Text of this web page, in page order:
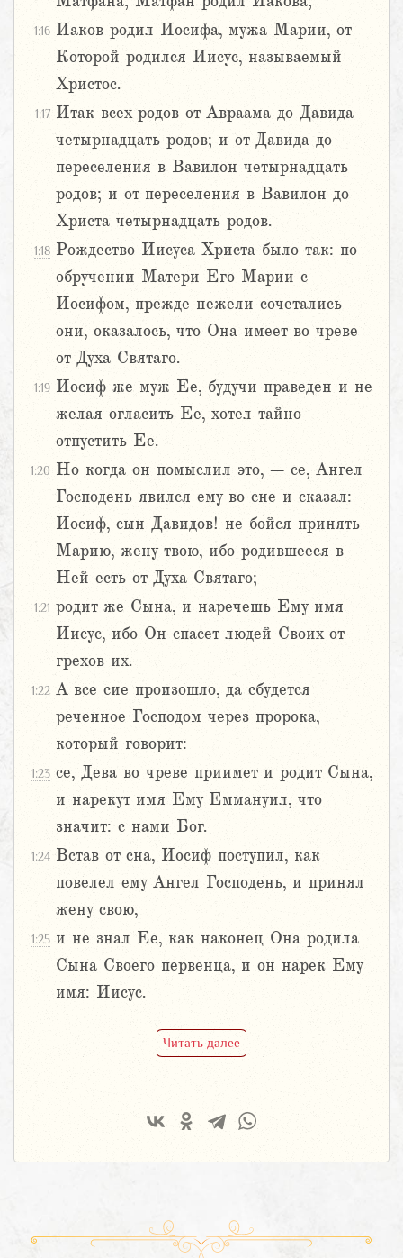
1:16 Иаков родил Иосифа, мужа Марии, от
Которой родился Иисус, называемый
Христос.
1:17 Итак всех родов от Авраама до Давида
четырнадцать родов; и от Давида до
переселения в Вавилон четырнадцать
родов; и от переселения в Вавилон до
Христа четырнадцать родов.
1:18 Рождество Иисуса Христа было так: по
обручении Матери Его Марии с
Иосифом, прежде нежели сочетались
они, оказалось, что Она имеет во чреве
от Духа Святаго.
1:19 Иосиф же муж Ее, будучи праведен и не
желая огласить Ее, хотел тайно
отпустить Ее.
1:20 Но когда он помыслил это, – се, Ангел
Господень явился ему во сне и сказал:
Иосиф, сын Давидов! не бойся принять
Марию, жену твою, ибо родившееся в
Ней есть от Духа Святаго;
1:21 родит же Сына, и наречешь Ему имя
Иисус, ибо Он спасет людей Своих от
грехов их.
1:22 А все сие произошло, да сбудется
реченное Господом через пророка,
который говорит:
1:23 се, Дева во чреве приимет и родит Сына,
и нарекут имя Ему Еммануил, что
значит: с нами Бог.
1:24 Встав от сна, Иосиф поступил, как
повелел ему Ангел Господень, и принял
жену свою,
1:25 и не знал Ее, как наконец Она родила
Сына Своего первенца, и он нарек Ему
имя: Иисус.
Читать далее